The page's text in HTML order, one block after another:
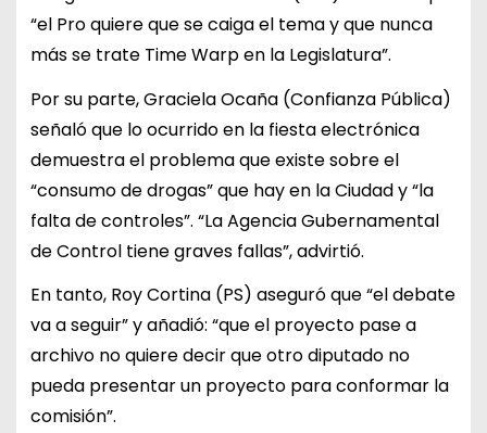
“el Pro quiere que se caiga el tema y que nunca
más se trate Time Warp en la Legislatura”.
Por su parte, Graciela Ocaña (Confianza Pública)
señaló que lo ocurrido en la fiesta electrónica
demuestra el problema que existe sobre el
“consumo de drogas” que hay en la Ciudad y “la
falta de controles”. “La Agencia Gubernamental
de Control tiene graves fallas”, advirtió.
En tanto, Roy Cortina (PS) aseguró que “el debate
va a seguir” y añadió: “que el proyecto pase a
archivo no quiere decir que otro diputado no
pueda presentar un proyecto para conformar la
comisión”.